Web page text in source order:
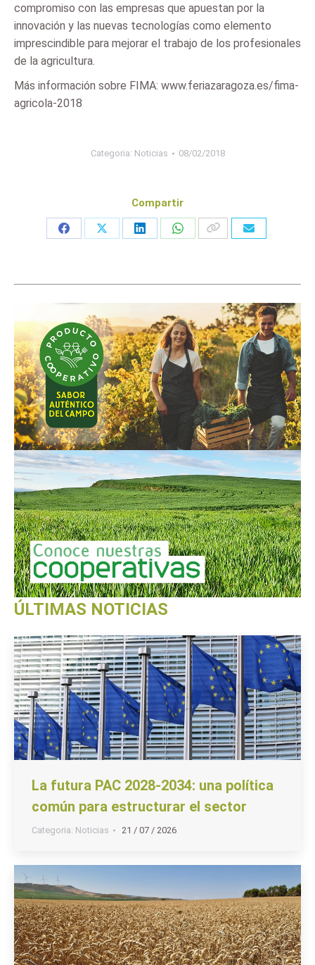
compromiso con las empresas que apuestan por la
innovación y las nuevas tecnologías como elemento
imprescindible para mejorar el trabajo de los profesionales
de la agricultura.
Más información sobre FIMA: www.feriazaragoza.es/fima-
agricola-2018
Categoria: Noticias 08/02/2018
Compartir
Share
Share
Share
Share
ÚLTIMAS NOTICIAS
La futura PAC 2028-2034: una política
común para estructurar el sector
Categoria: Noticias 21 / 07 / 2026